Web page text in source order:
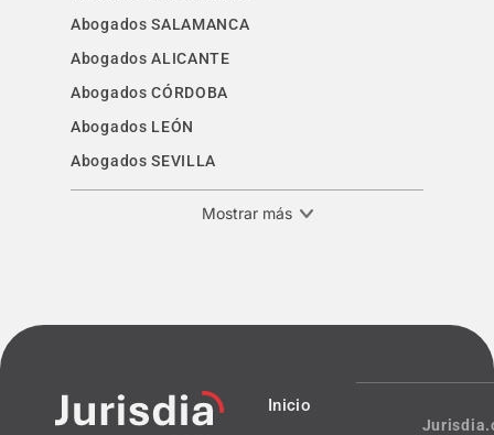
Abogados SALAMANCA
Abogados ALICANTE
Abogados CÓRDOBA
Abogados LEÓN
Abogados SEVILLA
Mostrar más
Inicio